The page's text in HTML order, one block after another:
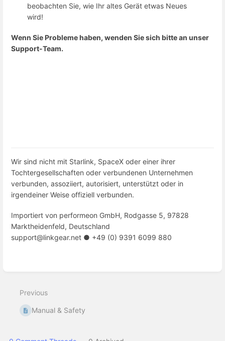
beobachten Sie, wie Ihr altes Gerät etwas Neues
wird!
Wenn Sie Probleme haben, wenden Sie sich bitte an unser
Support-Team.
Wir sind nicht mit Starlink, SpaceX oder einer ihrer
Tochtergesellschaften oder verbundenen Unternehmen
verbunden, assoziiert, autorisiert, unterstützt oder in
irgendeiner Weise offiziell verbunden.
Importiert von performeon GmbH, Rodgasse 5, 97828
Marktheidenfeld, Deutschland
support@linkgear.net ● +49 (0) 9391 6099 880
mode
Previous
Manual & Safety